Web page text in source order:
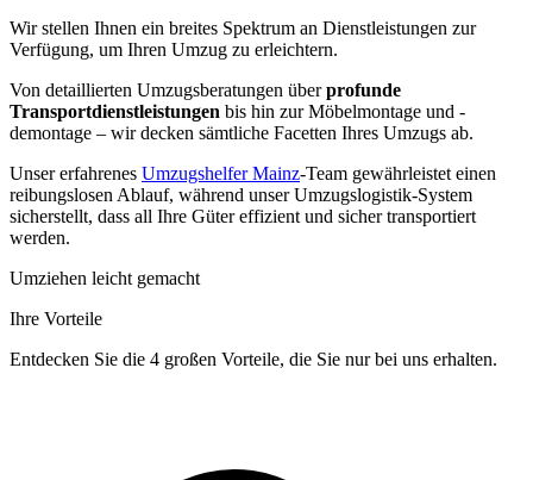
Wir stellen Ihnen ein breites Spektrum an Dienstleistungen zur
Verfügung, um Ihren Umzug zu erleichtern.
Von detaillierten Umzugsberatungen überprofunde
Transportdienstleistungen bis hin zur Möbelmontage und -
demontage – wir decken sämtliche Facetten Ihres Umzugs ab.
Unser erfahrenes Umzugshelfer Mainz-Team gewährleistet einen
reibungslosen Ablauf, während unser Umzugslogistik-System
sicherstellt, dass all Ihre Güter effizient und sicher transportiert
werden.
Umziehen leicht gemacht
Ihre Vorteile
Entdecken Sie die 4 großen Vorteile, die Sie nur bei uns erhalten.